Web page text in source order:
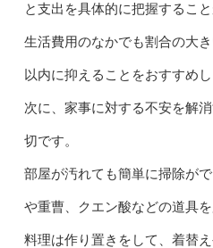
と支出を具体的に把握すること
生活費用のなかでも割合の大
以内に抑えることをおすすめし
次に、家事に対する不安を解
切です。
部屋が汚れても簡単に掃除が
や重曹、クエン酸などの道具
料理は作り置きをして、着替